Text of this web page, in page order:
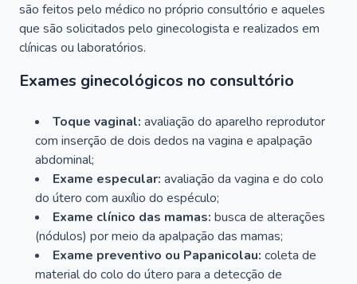
são feitos pelo médico no próprio consultório e aqueles
que são solicitados pelo ginecologista e realizados em
clínicas ou laboratórios.
Exames ginecológicos no consultório
Toque vaginal: avaliação do aparelho reprodutor
com inserção de dois dedos na vagina e apalpação
abdominal;
Exame especular: avaliação da vagina e do colo
do útero com auxílio do espéculo;
Exame clínico das mamas: busca de alterações
(nódulos) por meio da apalpação das mamas;
Exame preventivo ou Papanicolau: coleta de
material do colo do útero para a detecção de